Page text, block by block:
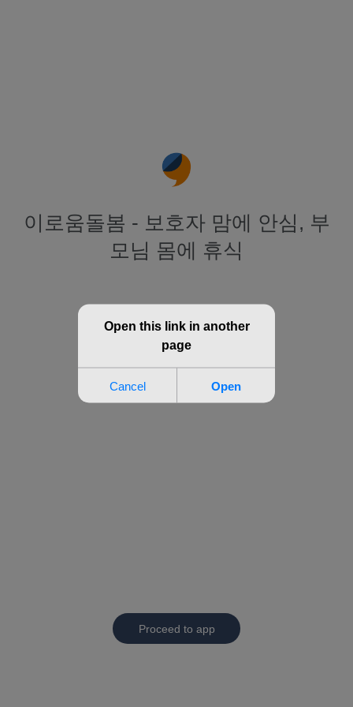
이로움돌봄 - 보호자 맘에 안심, 부
모님 몸에 휴식
Proceed to app